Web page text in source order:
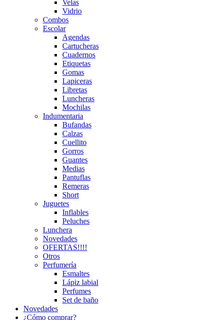
Velas
Vidrio
Combos
Escolar
Agendas
Cartucheras
Cuadernos
Etiquetas
Gomas
Lapiceras
Libretas
Luncheras
Mochilas
Indumentaria
Bufandas
Calzas
Cuellito
Gorros
Guantes
Medias
Pantuflas
Remeras
Short
Juguetes
Inflables
Peluches
Lunchera
Novedades
OFERTAS!!!!
Otros
Perfumería
Esmaltes
Lápiz labial
Perfumes
Set de baño
Novedades
¿Cómo comprar?